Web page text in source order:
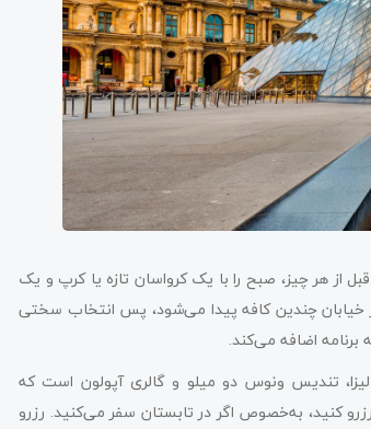
از هر چیز، صبح را با یک کرواسان تازه یا کرپ و یک
خیابان چندین کافه پیدا می‌شود، پس انتخاب سختی
تندیس ونوس دو میلو و گالری آپولون است که
رزرو کنید، به‌خصوص اگر در تابستان سفر می‌کنید. رزرو